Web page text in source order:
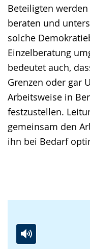
Beteiligten
beraten und
solche
Einzelberatung
bedeutet auch,
Grenzen oder gar
Arbeitsweise in
festzustellen.
gemeinsam den
ihn bei Bedarf